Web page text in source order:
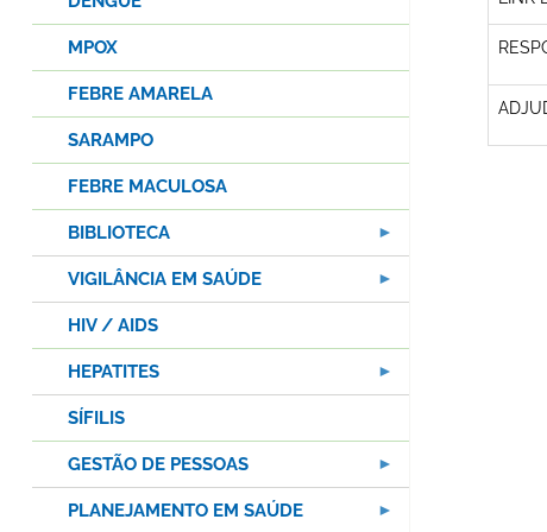
MPOX
FEBRE AMARELA
SARAMPO
FEBRE MACULOSA
BIBLIOTECA
VIGILÂNCIA EM SAÚDE
HIV / AIDS
HEPATITES
SÍFILIS
GESTÃO DE PESSOAS
PLANEJAMENTO EM SAÚDE